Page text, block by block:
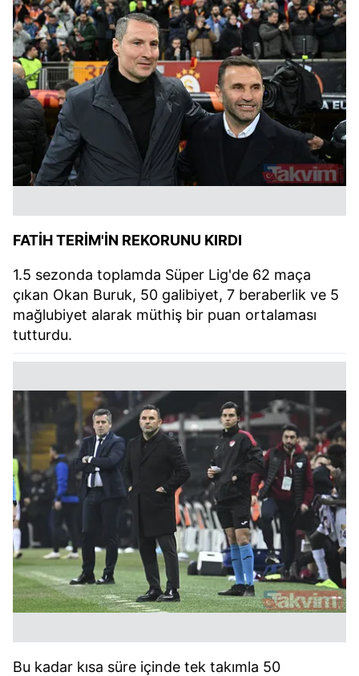
FATİH TERİM'İN REKORUNU KIRDI
1.5 sezonda toplamda Süper Lig'de 62 maça
çıkan Okan Buruk, 50 galibiyet, 7 beraberlik ve 5
mağlubiyet alarak müthiş bir puan ortalaması
tutturdu.
Bu kadar kısa süre içinde tek takımla 50